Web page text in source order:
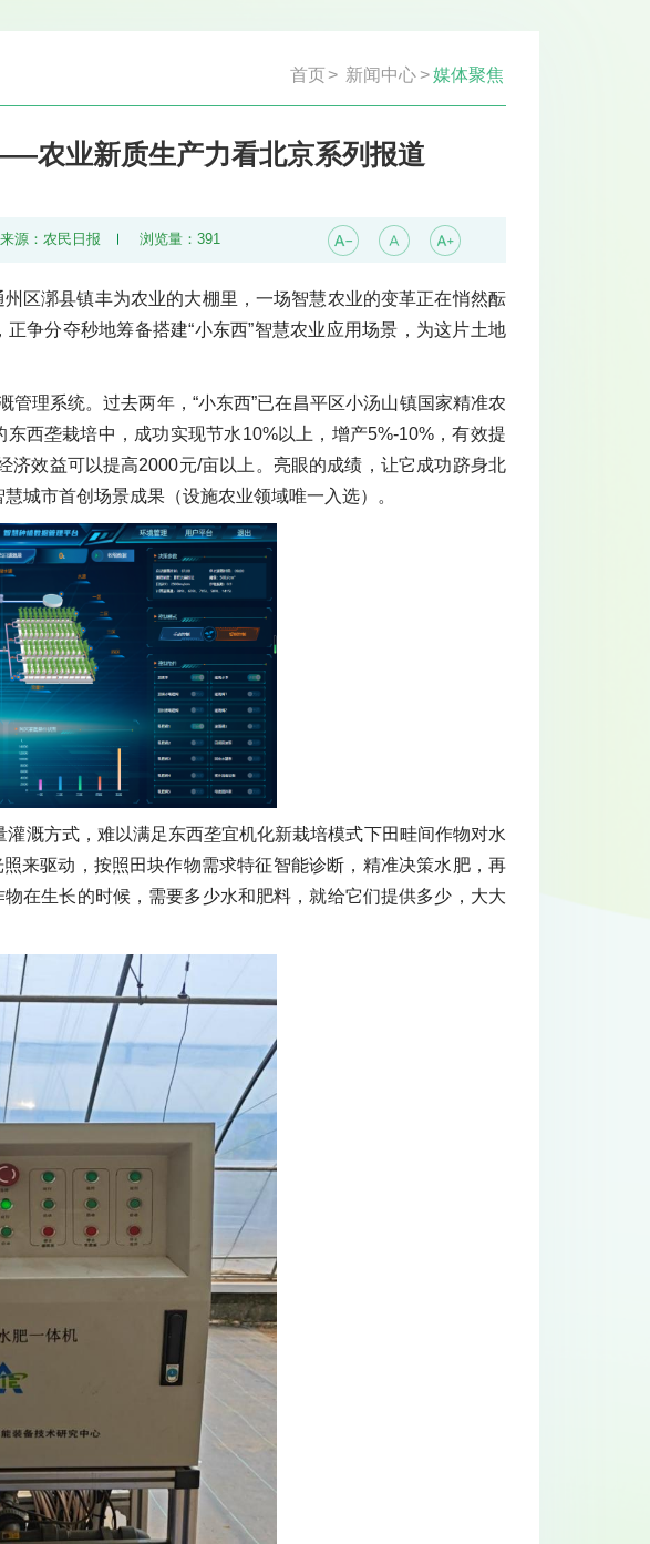
首页> 新闻中心 >媒体聚焦
农业新质生产力看北京系列报道
源：农民日报 浏览量：391
区漷县镇丰为农业的大棚里，一场智慧农业的变革正在悄然酝
争分夺秒地筹备搭建“小东西”智慧农业应用场景，为这片土地
理系统。过去两年，“小东西”已在昌平区小汤山镇国家精准农
西垄栽培中，成功实现节水10%以上，增产5%-10%，有效提
效益可以提高2000元/亩以上。亮眼的成绩，让它成功跻身北
城市首创场景成果（设施农业领域唯一入选）。
溉方式，难以满足东西垄宜机化新栽培模式下田畦间作物对水
来驱动，按照田块作物需求特征智能诊断，精准决策水肥，再
在生长的时候，需要多少水和肥料，就给它们提供多少，大大